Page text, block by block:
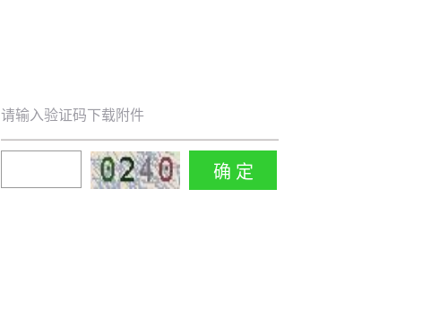
请输入验证码下载附件